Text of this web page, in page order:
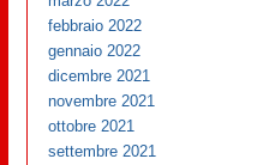
febbraio 2022
gennaio 2022
dicembre 2021
novembre 2021
ottobre 2021
settembre 2021